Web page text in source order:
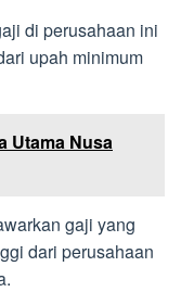
di perusahaan ini
upah minimum
Utama Nusa
gaji yang
dari perusahaan